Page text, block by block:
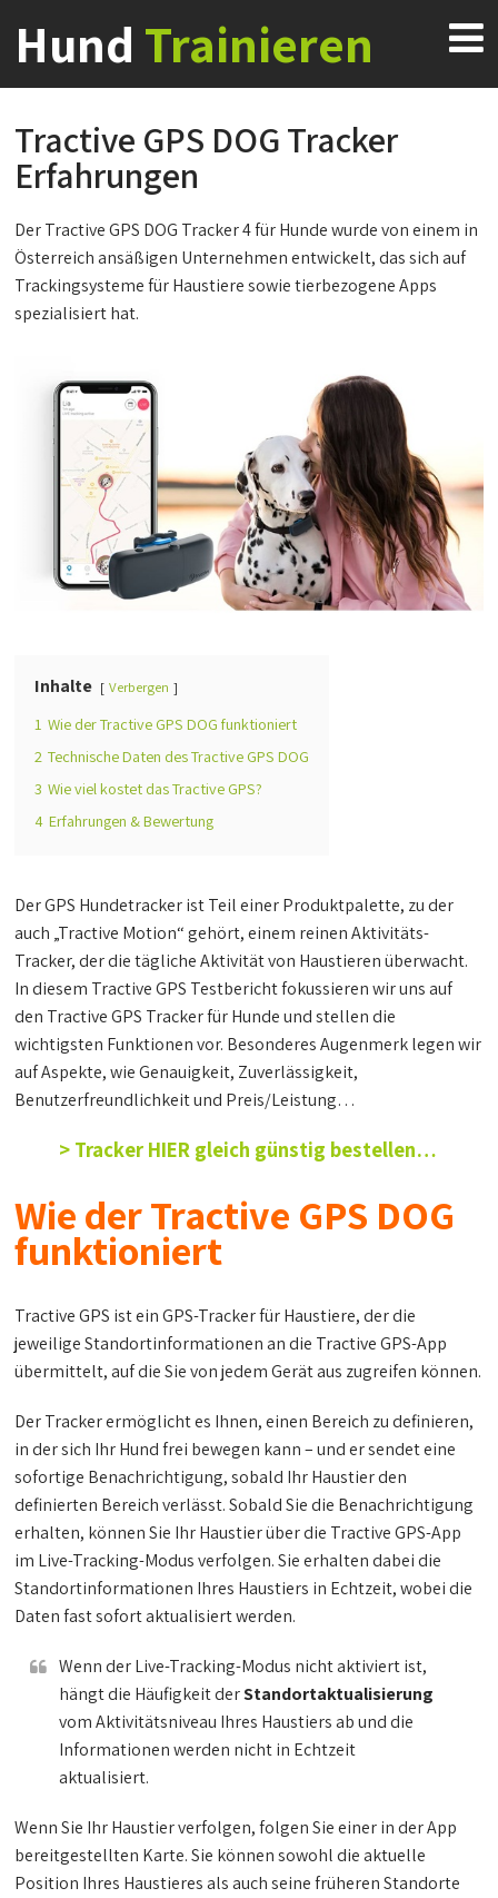
Hund Trainieren
Tractive GPS DOG Tracker
Erfahrungen
Der Tractive GPS DOG Tracker 4 für Hunde wurde von einem in
Österreich ansäßigen Unternehmen entwickelt, das sich auf
Trackingsysteme für Haustiere sowie tierbezogene Apps
spezialisiert hat.
Inhalte Verbergen
1 Wie der Tractive GPS DOG funktioniert
2 Technische Daten des Tractive GPS DOG
3 Wie viel kostet das Tractive GPS?
4 Erfahrungen & Bewertung
Der GPS Hundetracker ist Teil einer Produktpalette, zu der
auch „Tractive Motion“ gehört, einem reinen Aktivitäts-
Tracker, der die tägliche Aktivität von Haustieren überwacht.
In diesem Tractive GPS Testbericht fokussieren wir uns auf
den Tractive GPS Tracker für Hunde und stellen die
wichtigsten Funktionen vor. Besonderes Augenmerk legen wir
auf Aspekte, wie Genauigkeit, Zuverlässigkeit,
Benutzerfreundlichkeit und Preis/Leistung…
> Tracker HIER gleich günstig bestellen…
Wie der Tractive GPS DOG
funktioniert
Tractive GPS ist ein GPS-Tracker für Haustiere, der die
jeweilige Standortinformationen an die Tractive GPS-App
übermittelt, auf die Sie von jedem Gerät aus zugreifen können.
Der Tracker ermöglicht es Ihnen, einen Bereich zu definieren,
in der sich Ihr Hund frei bewegen kann – und er sendet eine
sofortige Benachrichtigung, sobald Ihr Haustier den
definierten Bereich verlässt. Sobald Sie die Benachrichtigung
erhalten, können Sie Ihr Haustier über die Tractive GPS-App
im Live-Tracking-Modus verfolgen. Sie erhalten dabei die
Standortinformationen Ihres Haustiers in Echtzeit, wobei die
Daten fast sofort aktualisiert werden.
Wenn der Live-Tracking-Modus nicht aktiviert ist,
hängt die Häufigkeit derStandortaktualisierung
vom Aktivitätsniveau Ihres Haustiers ab und die
Informationen werden nicht in Echtzeit
aktualisiert.
Wenn Sie Ihr Haustier verfolgen, folgen Sie einer in der App
bereitgestellten Karte. Sie können sowohl die aktuelle
Position Ihres Haustieres als auch seine früheren Standorte